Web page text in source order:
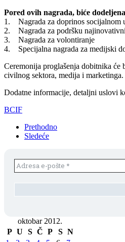
Pored ovih nagrada, biće
1. Nagrada za doprinos socijalnom
2. Nagrada za podršku
3. Nagrada za volontiranje
4. Specijalna nagrada za medijski
Ceremonija proglašenja dobitnika
civilnog sektora, medija i marketinga.
Dodatne informacije, detaljni uslovi
BCIF
Prethodno
Sledeće
oktobar 2012.
P U S Č P S N